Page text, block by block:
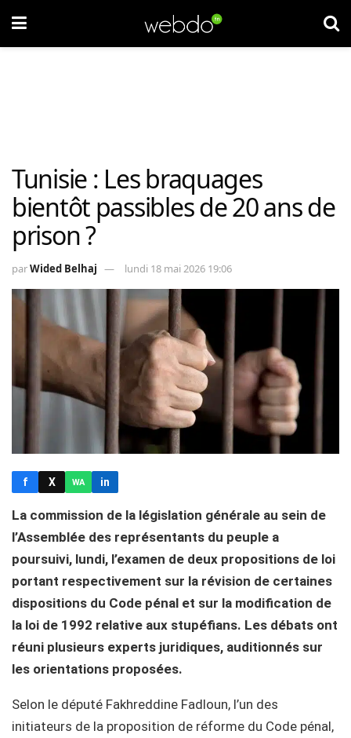
Tunisie : Les braquages
bientôt passibles de 20 ans de
prison ?
parWided Belhaj lundi 18 mai 2026 19:06
f X WA in
La commission de la législation générale au sein de
l’Assemblée des représentants du peuple a
poursuivi, lundi, l’examen de deux propositions de loi
portant respectivement sur la révision de certaines
dispositions du Code pénal et sur la modification de
la loi de 1992 relative aux stupéfians. Les débats ont
réuni plusieurs experts juridiques, auditionnés sur
les orientations proposées.
Selon le député Fakhreddine Fadloun, l’un des
initiateurs de la proposition de réforme du Code pénal,